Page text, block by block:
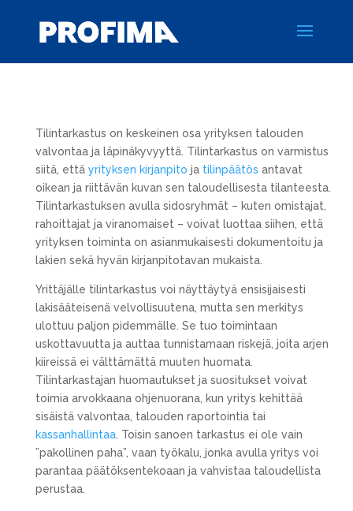
Tilintarkastus on keskeinen osa yrityksen talouden
valvontaa ja läpinäkyvyyttä. Tilintarkastus on varmistus
siitä, että yrityksen kirjanpito ja tilinpäätös antavat
oikean ja riittävän kuvan sen taloudellisesta tilanteesta.
Tilintarkastuksen avulla sidosryhmät – kuten omistajat,
rahoittajat ja viranomaiset – voivat luottaa siihen, että
yrityksen toiminta on asianmukaisesti dokumentoitu ja
lakien sekä hyvän kirjanpitotavan mukaista.
Yrittäjälle tilintarkastus voi näyttäytyä ensisijaisesti
lakisääteisenä velvollisuutena, mutta sen merkitys
ulottuu paljon pidemmälle. Se tuo toimintaan
uskottavuutta ja auttaa tunnistamaan riskejä, joita arjen
kiireissä ei välttämättä muuten huomata.
Tilintarkastajan huomautukset ja suositukset voivat
toimia arvokkaana ohjenuorana, kun yritys kehittää
sisäistä valvontaa, talouden raportointia tai
kassanhallintaa. Toisin sanoen tarkastus ei ole vain
”pakollinen paha”, vaan työkalu, jonka avulla yritys voi
parantaa päätöksentekoaan ja vahvistaa taloudellista
perustaa.